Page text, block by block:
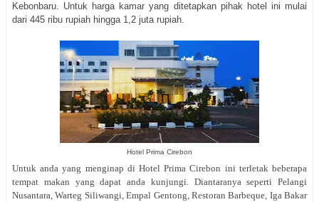
Kebonbaru. Untuk harga kamar yang ditetapkan pihak hotel ini mulai
dari 445 ribu rupiah hingga 1,2 juta rupiah.
Hotel Prima Cirebon
Untuk anda yang menginap di Hotel Prima Cirebon ini terletak beberapa
tempat makan yang dapat anda kunjungi. Diantaranya seperti Pelangi
Nusantara, Warteg Siliwangi, Empal Gentong, Restoran Barbeque, Iga Bakar